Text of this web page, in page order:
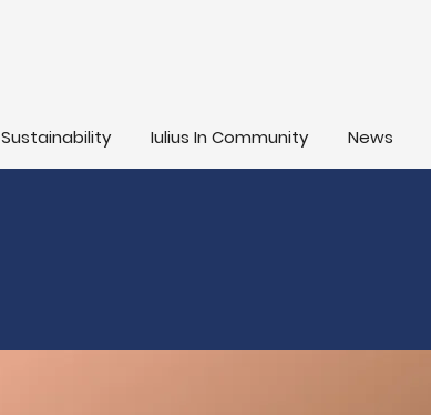
Sustainability Iulius In Community News